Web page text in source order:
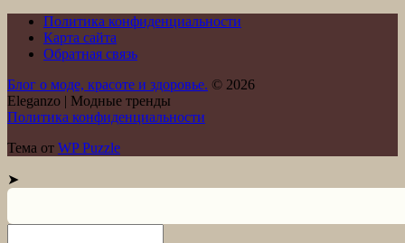
Политика конфиденциальности
Карта сайта
Обратная связь
Блог о моде, красоте и здоровье. © 2026
Eleganzo | Модные тренды
Политика конфиденциальности
Тема от WP Puzzle
➤